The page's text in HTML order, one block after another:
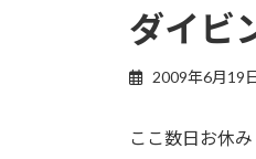
ダイビ
2009年6月19
ここ数日お休